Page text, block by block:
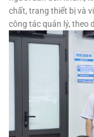
chất, trang thiết bị và
công tác quản lý, theo